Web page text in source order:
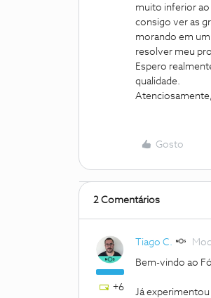
muito inferior ao
consigo ver as
morando em
resolver meu
Espero
qualidade.
Gosto
2 Comentários
+6
Tiago C.
Bem-vindo ao
Já